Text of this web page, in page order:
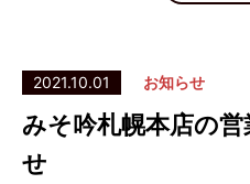
2021.10.01 お知らせ
みそ吟札幌本店の
せ